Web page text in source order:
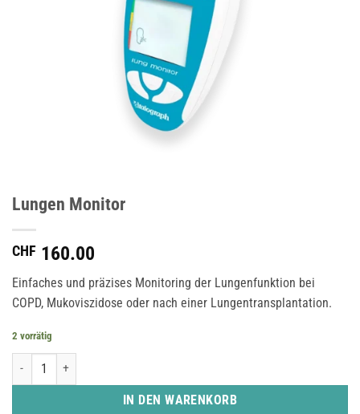
Lungen Monitor
CHF 160.00
Einfaches und präzises Monitoring der Lungenfunktion bei
COPD, Mukoviszidose oder nach einer Lungentransplantation.
2 vorrätig
Lungen Monitor Menge
IN DEN WARENKORB